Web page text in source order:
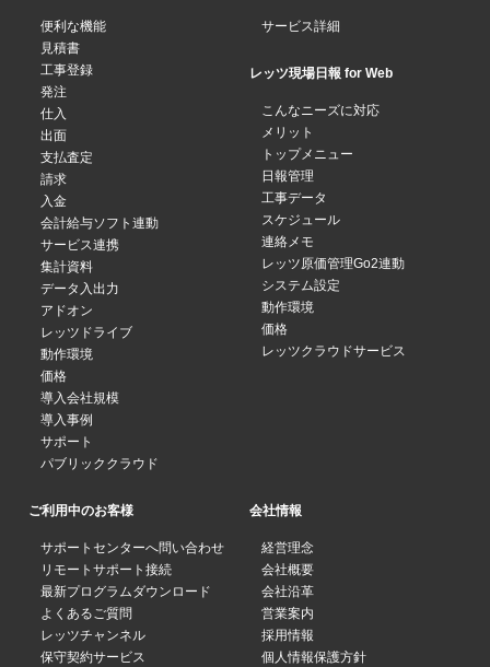
便利な機能
見積書
工事登録
発注
仕入
出面
支払査定
請求
入金
会計給与ソフト連動
サービス連携
集計資料
データ入出力
アドオン
レッツドライブ
動作環境
価格
導入会社規模
導入事例
サポート
パブリッククラウド
サービス詳細
レッツ現場日報 for Web
こんなニーズに対応
メリット
トップメニュー
日報管理
工事データ
スケジュール
連絡メモ
レッツ原価管理Go2連動
システム設定
動作環境
価格
レッツクラウドサービス
ご利用中のお客様
サポートセンターへ問い合わせ
リモートサポート接続
最新プログラムダウンロード
よくあるご質問
レッツチャンネル
保守契約サービス
会社情報
経営理念
会社概要
会社沿革
営業案内
採用情報
個人情報保護方針